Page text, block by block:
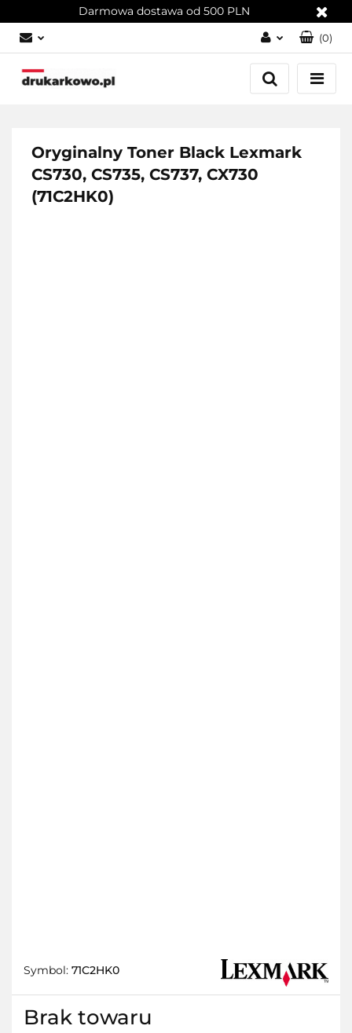
Darmowa dostawa od 500 PLN
Zaloguj się
Załóż konto
(0)
Oryginalny Toner Black Lexmark
CS730, CS735, CS737, CX730
(71C2HK0)
Symbol: 71C2HK0
Brak towaru